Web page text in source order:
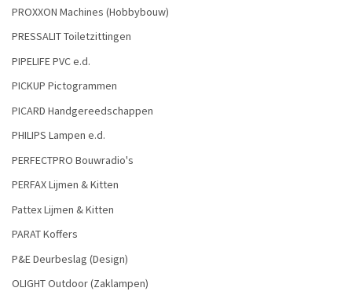
PROXXON Machines (Hobbybouw)
PRESSALIT Toiletzittingen
PIPELIFE PVC e.d.
PICKUP Pictogrammen
PICARD Handgereedschappen
PHILIPS Lampen e.d.
PERFECTPRO Bouwradio's
PERFAX Lijmen & Kitten
Pattex Lijmen & Kitten
PARAT Koffers
P&E Deurbeslag (Design)
OLIGHT Outdoor (Zaklampen)